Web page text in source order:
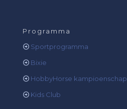
Programma
Sportprogramma
Bixie
HobbyHorse kampioenschap
Kids Club